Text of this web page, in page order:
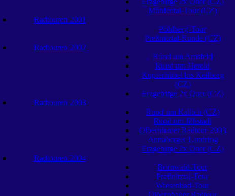
Mühlental-Tour (CZ)
Radtouren 2001
Pöhlberg-Tour
Preßnitztal-Runde (CZ)
Radtouren 2002
Rund um Arnsfeld
Rund um Herold
Kupferhübel bis Keilberg
(CZ)
Erzgebirge 2x Quer (CZ)
Radtouren 2003
Rund um Kallich (CZ)
Rund um Jöhstadt
Olbernhauer Radtour 2003
Annaberger Landring
Erzgebirge 2x Quer (CZ)
Radtouren 2004
Bornwald-Tour
Preßnitztal-Tour
Wiesenbad-Tour